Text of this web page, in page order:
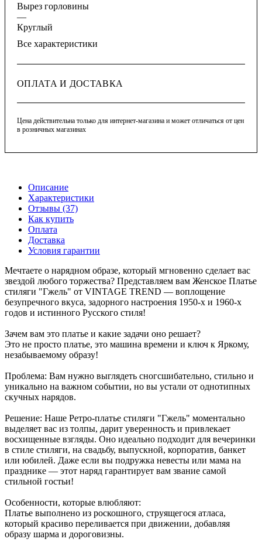
Вырез горловины
—
Круглый
Все характеристики
ОПЛАТА И ДОСТАВКА
Цена действительна только для интернет-магазина и может отличаться от цен
в розничных магазинах
Описание
Характеристики
Отзывы (37)
Как купить
Оплата
Доставка
Условия гарантии
Мечтаете о нарядном образе, который мгновенно сделает вас
звездой любого торжества? Представляем вам Женское Платье
стиляги "Гжель" от VINTAGE TREND — воплощение
безупречного вкуса, задорного настроения 1950-х и 1960-х
годов и истинного Русского стиля!
Зачем вам это платье и какие задачи оно решает?
Это не просто платье, это машина времени и ключ к Яркому,
незабываемому образу!
Проблема: Вам нужно выглядеть сногсшибательно, стильно и
уникально на важном событии, но вы устали от однотипных
скучных нарядов.
Решение: Наше Ретро-платье стиляги "Гжель" моментально
выделяет вас из толпы, дарит уверенность и привлекает
восхищенные взгляды. Оно идеально подходит для вечеринки
в стиле стиляги, на свадьбу, выпускной, корпоратив, банкет
или юбилей. Даже если вы подружка невесты или мама на
празднике — этот наряд гарантирует вам звание самой
стильной гостьи!
Особенности, которые влюбляют:
Платье выполнено из роскошного, струящегося атласа,
который красиво переливается при движении, добавляя
образу шарма и дороговизны.